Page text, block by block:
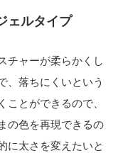
ェルタイプ
チャーが柔らかくし
、落ちにくいという
ことができるので、
の色を再現できるの
に太さを変えたいと